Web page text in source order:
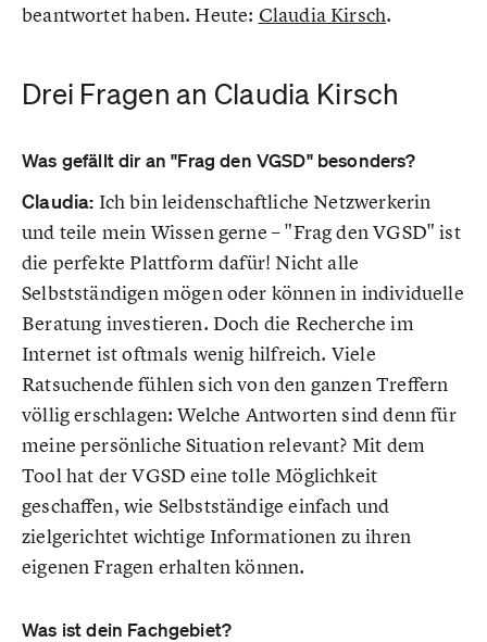
beantwortet haben. Heute: Claudia Kirsch.
Drei Fragen an Claudia Kirsch
Was gefällt dir an "Frag den VGSD" besonders?
Claudia: Ich bin leidenschaftliche Netzwerkerin
und teile mein Wissen gerne – "Frag den VGSD" ist
die perfekte Plattform dafür! Nicht alle
Selbstständigen mögen oder können in individuelle
Beratung investieren. Doch die Recherche im
Internet ist oftmals wenig hilfreich. Viele
Ratsuchende fühlen sich von den ganzen Treffern
völlig erschlagen: Welche Antworten sind denn für
meine persönliche Situation relevant? Mit dem
Tool hat der VGSD eine tolle Möglichkeit
geschaffen, wie Selbstständige einfach und
zielgerichtet wichtige Informationen zu ihren
eigenen Fragen erhalten können.
Was ist dein Fachgebiet?